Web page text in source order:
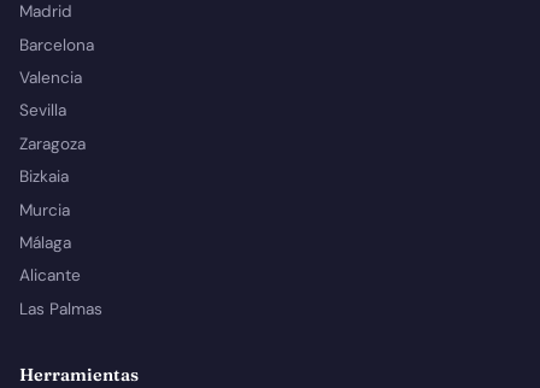
Madrid
Barcelona
Valencia
Sevilla
Zaragoza
Bizkaia
Murcia
Málaga
Alicante
Las Palmas
Herramientas